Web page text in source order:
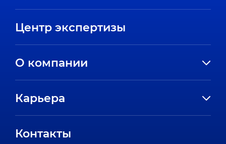
Центр экспертизы
О компании
Направления
Карьера
Контакты